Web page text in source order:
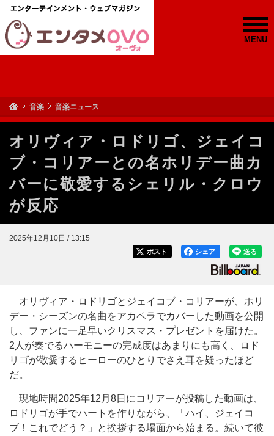
MENU
音楽 音楽ニュース
オリヴィア・ロドリゴ、ジェイコ
ブ・コリアーとの名ホリデー曲カ
バーに敬愛するシェリル・クロウ
が反応
2025年12月10日 / 13:15
送る
シェア
ポスト
オリヴィア・ロドリゴとジェイコブ・コリアーが、ホリ
デー・シーズンの名曲をアカペラでカバーした動画を公開
し、ファンに一足早いクリスマス・プレゼントを届けた。
2人が奏でるハーモニーの完成度はあまりにも高く、ロド
リゴが敬愛するヒーローのひとりでさえ耳を疑ったほど
だ。
現地時間2025年12月8日にコリアーが投稿した動画は、
ロドリゴが手でハートを作りながら、「ハイ、ジェイコ
ブ！これでどう？」と挨拶する場面から始まる。続いて彼